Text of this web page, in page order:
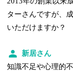
ターさんですが、
いただけますか？
新居さん
知識不足や心理的